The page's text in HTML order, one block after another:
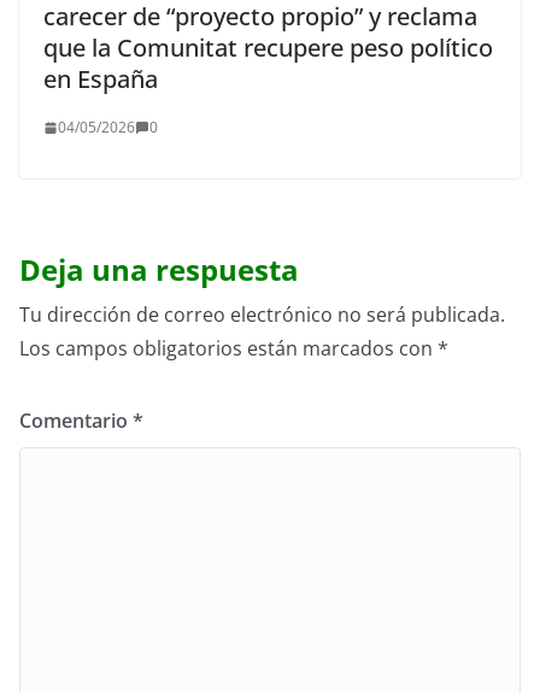
carecer de “proyecto propio” y reclama
que la Comunitat recupere peso político
en España
04/05/2026 0
Deja una respuesta
Tu dirección de correo electrónico no será publicada.
Los campos obligatorios están marcados con *
Comentario *